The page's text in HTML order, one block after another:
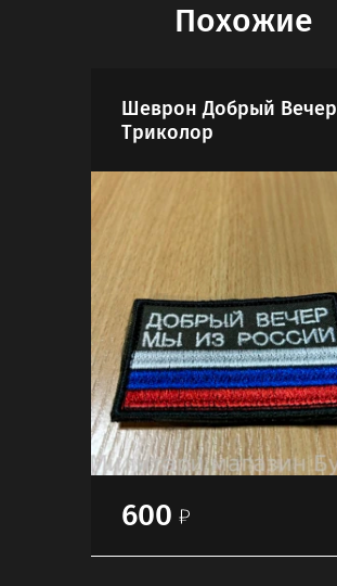
Похожие
Шеврон Добрый Вечер
Триколор
600